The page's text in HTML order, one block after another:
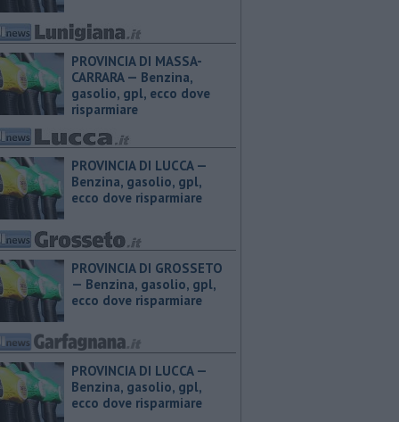
PROVINCIA DI MASSA-
CARRARA — ​Benzina,
gasolio, gpl, ecco dove
risparmiare
PROVINCIA DI LUCCA — ​
Benzina, gasolio, gpl,
ecco dove risparmiare
PROVINCIA DI GROSSETO
— ​Benzina, gasolio, gpl,
ecco dove risparmiare
PROVINCIA DI LUCCA — ​
Benzina, gasolio, gpl,
ecco dove risparmiare